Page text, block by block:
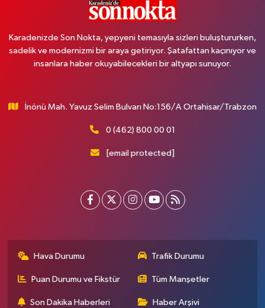
Karadenizde Son Nokta, yepyeni temasıyla sizleri buluştururken,
sadelik ve modernizmi bir araya getiriyor. Şatafattan kaçınıyor ve
insanlara haber okuyabilecekleri bir altyapı sunuyor.
İnönü Mah. Yavuz Selim Bulvarı No:156/A Ortahisar/Trabzon
0 (462) 800 00 01
[email protected]
Hava Durumu Trafik Durumu
Puan Durumu ve Fikstür Tüm Manşetler
Son Dakika Haberleri Haber Arşivi